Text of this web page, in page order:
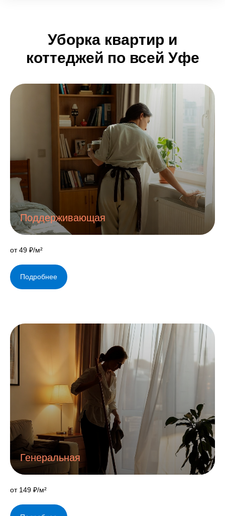
Уборка квартир и
коттеджей по всей Уфе
Поддерживающая
от 49 ₽/м²
Подробнее
Генеральная
от 149 ₽/м²